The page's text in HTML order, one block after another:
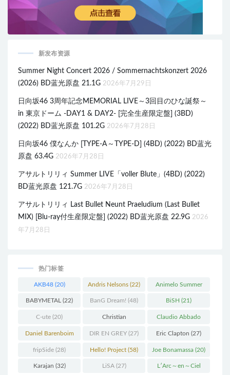
新发布资源
Summer Night Concert 2026 / Sommernachtskonzert 2026
(2026) BD蓝光原盘 21.1G 2026年7月29日
日向坂46 3周年記念MEMORIAL LIVE～3回目のひな誕祭～
in 東京ドーム -DAY1 & DAY2- [完全生産限定盤] (3BD)
(2022) BD蓝光原盘 101.2G 2026年7月28日
日向坂46 僕なんか [TYPE-A～TYPE-D] (4BD) (2022) BD蓝光
原盘 63.4G 2026年7月28日
アサルトリリィ Summer LIVE「voller Blute」(4BD) (2022)
BD蓝光原盘 121.7G 2026年7月28日
アサルトリリィ Last Bullet Neunt Praeludium (Last Bullet
MIX) [Blu-ray付生産限定盤] (2022) BD蓝光原盘 22.9G 2026
年7月28日
热门标签
AKB48(20) Andris Nelsons (22) Animelo Summer
Live(34)
BABYMETAL (22) BanG Dream! (48) BiSH (21)
C-ute (20) Christian
Thielemann(36)
Claudio Abbado
(25)
Daniel Barenboim
(37)
DIR EN GREY (27) Eric Clapton (27)
fripSide (28) Hello! Project (58) Joe Bonamassa (20)
Karajan (32) LiSA(27) L′Arc～en～Ciel